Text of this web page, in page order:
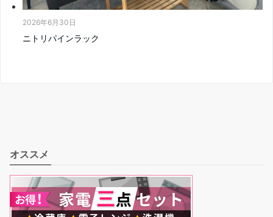
2026年6月30日
ニトリパインラック
オススメ